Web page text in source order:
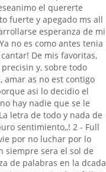
el quererte
fuerte y apegado ms all
esperanza de mi
no es como antes tenia
De mis favoritas,
y, sobre todo
amar as no est contigo
asi lo decidio el
hay nadie que se le
letra de todo y nada de
sentimiento,,! 2 - Full
por no luchar por lo
siempre sera el sol de
de palabras en la dcada